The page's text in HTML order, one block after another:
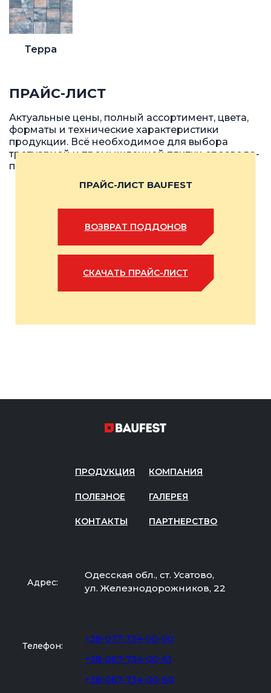
Терра
ПРАЙС-ЛИСТ
Актуальные цены, полный ассортимент, цвета,
форматы и технические характеристики
продукции. Всё необходимое для выбора
тротуарной и промышленной плитки от завода-
производителя — в одном документе.
ПРАЙС-ЛИСТ BAUFEST
ВОЗВРАТ ПОДДОНОВ
СКАЧАТЬ ПРАЙС-ЛИСТ
ПРОДУКЦИЯ КОМПАНИЯ
ПОЛЕЗНОЕ ГАЛЕРЕЯ
КОНТАКТЫ ПАРТНЕРСТВО
Адрес:
Одесская обл., ст. Усатово,
ул. Железнодорожников, 22
Телефон:
+38-077-734-00-00
+38-067-734-00-61
+38-067-734-00-60